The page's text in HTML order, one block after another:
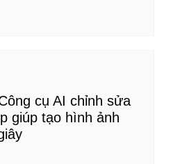
cụ AI chỉnh sửa
giúp tạo hình ảnh